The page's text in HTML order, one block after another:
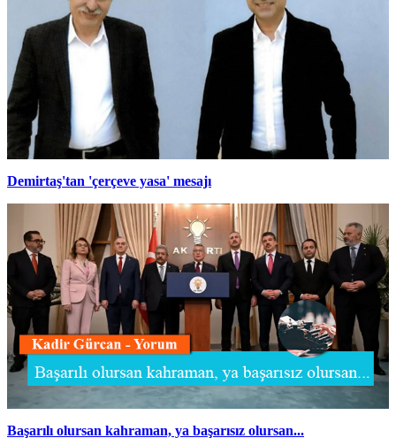
Demirtaş'tan 'çerçeve yasa' mesajı
Başarılı olursan kahraman, ya başarısız olursan...